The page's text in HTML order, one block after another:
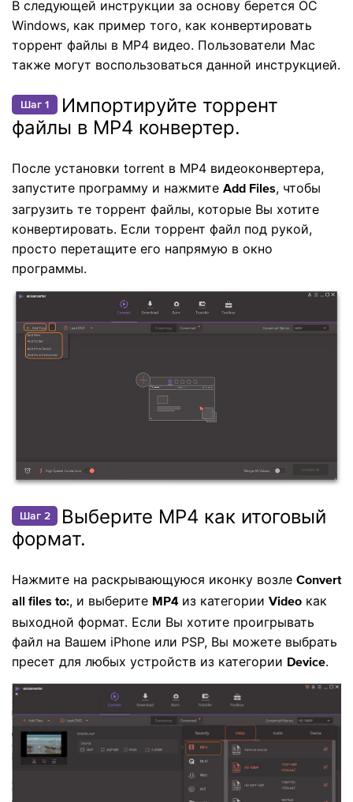
В следующей инструкции за основу берется ОС
Windows, как пример того, как конвертировать
торрент файлы в MP4 видео. Пользователи Mac
также могут воспользоваться данной инструкцией.
Шаг 1
Импортируйте торрент
файлы в MP4 конвертер.
После установки torrent в MP4 видеоконвертера,
запустите программу и нажмите Add Files, чтобы
загрузить те торрент файлы, которые Вы хотите
конвертировать. Если торрент файл под рукой,
просто перетащите его напрямую в окно
программы.
Шаг 2
Выберите MP4 как итоговый
формат.
Нажмите на раскрывающуюся иконку возле Convert
all files to:, и выберите MP4 из категории Video как
выходной формат. Если Вы хотите проигрывать
файл на Вашем iPhone или PSP, Вы можете выбрать
пресет для любых устройств из категории Device.